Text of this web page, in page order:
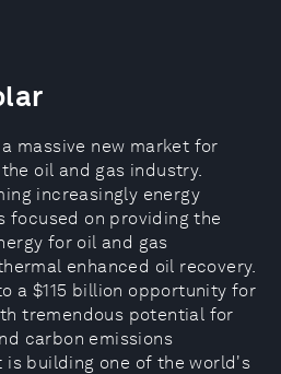
massive new market for
oil and gas industry.
increasingly energy
focused on providing the
for oil and gas
enhanced oil recovery.
a $115 billion opportunity for
tremendous potential for
carbon emissions
is building one of the world's